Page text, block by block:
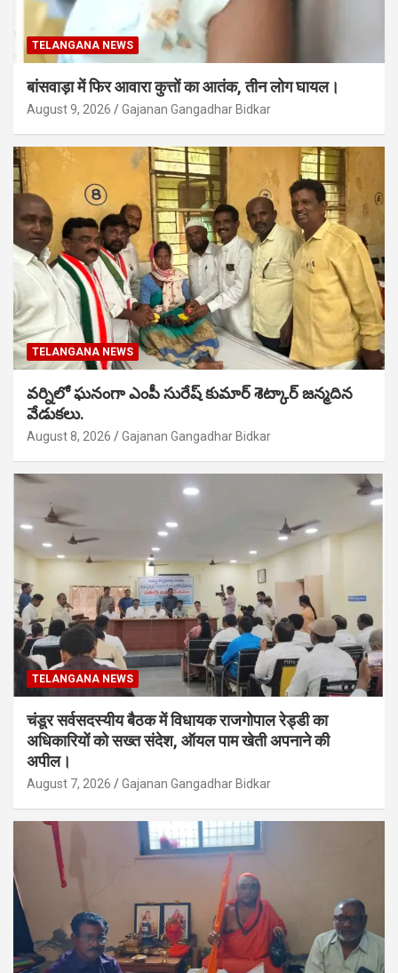
TELANGANA NEWS
बांसवाड़ा में फिर आवारा कुत्तों का आतंक, तीन लोग घायल।
August 9, 2026 Gajanan Gangadhar Bidkar
TELANGANA NEWS
వర్నిలో ఘనంగా ఎంపీ సురేష్ కుమార్ శెట్కార్ జన్మదిన
వేడుకలు.
August 8, 2026 Gajanan Gangadhar Bidkar
TELANGANA NEWS
चंडूर सर्वसदस्यीय बैठक में विधायक राजगोपाल रेड्डी का
अधिकारियों को सख्त संदेश, ऑयल पाम खेती अपनाने की
अपील।
August 7, 2026 Gajanan Gangadhar Bidkar